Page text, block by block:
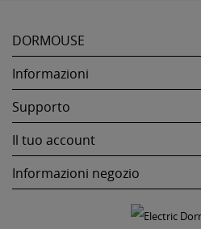
DORMOUSE
Informazioni
Supporto
Il tuo account
Informazioni negozio